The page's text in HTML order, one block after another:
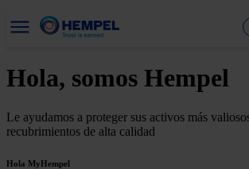
Hola, somos Hempel
Le ayudamos a proteger sus activos más
recubrimientos de alta calidad
Hola MyHempel